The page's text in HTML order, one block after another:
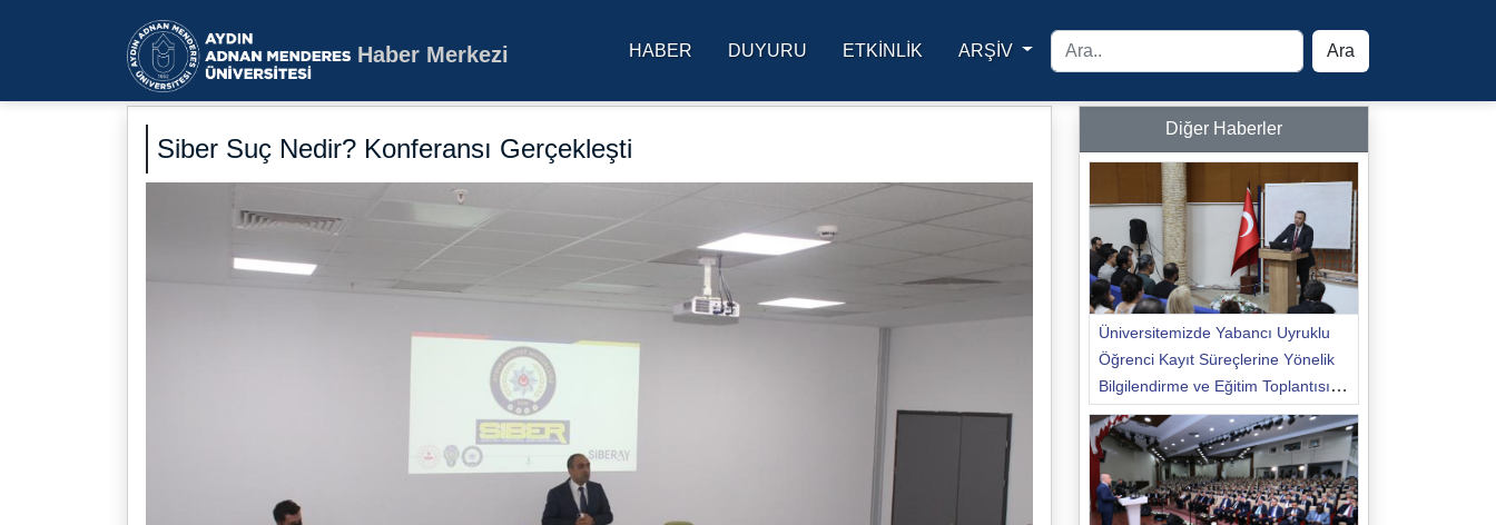
Aydın Adnan Menderes Üniversitesi Ana Sayfa
Haber Merkezi HABER DUYURU ETKINLIK ARŞİV Ara
Siber Suç Nedir? Konferansı Gerçekleşti
Diğer Haberler
Üniversitemizde Yabancı Uyruklu
Öğrenci Kayıt Süreçlerine Yönelik
Bilgilendirme ve Eğitim Toplantısı
Düzenlendi